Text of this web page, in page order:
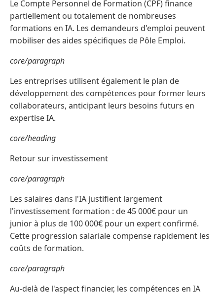
Le Compte Personnel de Formation (CPF) finance
partiellement ou totalement de nombreuses
formations en IA. Les demandeurs d'emploi peuvent
mobiliser des aides spécifiques de Pôle Emploi.
core/paragraph
Les entreprises utilisent également le plan de
développement des compétences pour former leurs
collaborateurs, anticipant leurs besoins futurs en
expertise IA.
core/heading
Retour sur investissement
core/paragraph
Les salaires dans l'IA justifient largement
l'investissement formation : de 45 000€ pour un
junior à plus de 100 000€ pour un expert confirmé.
Cette progression salariale compense rapidement les
coûts de formation.
core/paragraph
Au-delà de l'aspect financier, les compétences en IA